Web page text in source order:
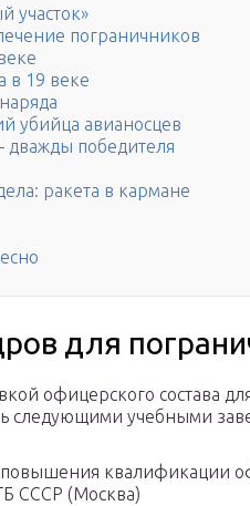
участок»
пограничников
в 19 веке
убийца авианосцев
дважды победителя
ракета в кармане
для
офицерского состава
следующими учебными
квалификации
СССР (Москва)